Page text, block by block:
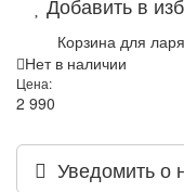
Корзина для ларя
Нет в наличии
Цена:
2 990
Уведомить о